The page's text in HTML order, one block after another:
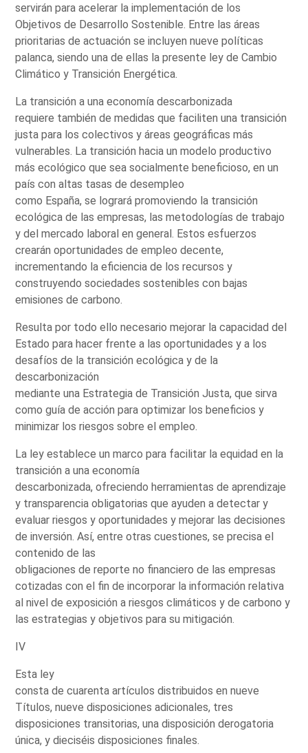
servirán para acelerar la implementación de los
Objetivos de Desarrollo Sostenible. Entre las áreas
prioritarias de actuación se incluyen nueve políticas
palanca, siendo una de ellas la presente ley de Cambio
Climático y Transición Energética.
La transición a una economía descarbonizada
requiere también de medidas que faciliten una transición
justa para los colectivos y áreas geográficas más
vulnerables. La transición hacia un modelo productivo
más ecológico que sea socialmente beneficioso, en un
país con altas tasas de desempleo
como España, se logrará promoviendo la transición
ecológica de las empresas, las metodologías de trabajo
y del mercado laboral en general. Estos esfuerzos
crearán oportunidades de empleo decente,
incrementando la eficiencia de los recursos y
construyendo sociedades sostenibles con bajas
emisiones de carbono.
Resulta por todo ello necesario mejorar la capacidad del
Estado para hacer frente a las oportunidades y a los
desafíos de la transición ecológica y de la
descarbonización
mediante una Estrategia de Transición Justa, que sirva
como guía de acción para optimizar los beneficios y
minimizar los riesgos sobre el empleo.
La ley establece un marco para facilitar la equidad en la
transición a una economía
descarbonizada, ofreciendo herramientas de aprendizaje
y transparencia obligatorias que ayuden a detectar y
evaluar riesgos y oportunidades y mejorar las decisiones
de inversión. Así, entre otras cuestiones, se precisa el
contenido de las
obligaciones de reporte no financiero de las empresas
cotizadas con el fin de incorporar la información relativa
al nivel de exposición a riesgos climáticos y de carbono y
las estrategias y objetivos para su mitigación.
IV
Esta ley
consta de cuarenta artículos distribuidos en nueve
Títulos, nueve disposiciones adicionales, tres
disposiciones transitorias, una disposición derogatoria
única, y dieciséis disposiciones finales.